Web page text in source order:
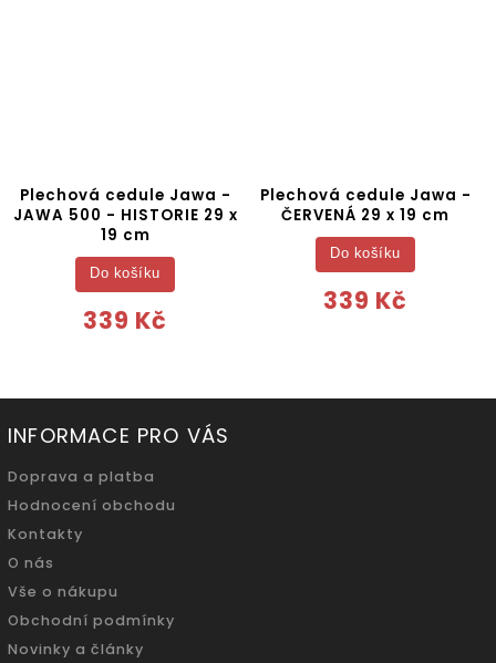
Plechová cedule Jawa -
JAWA 500 - HISTORIE 29 x
19 cm
339 Kč
Do košíku
Plechová cedule Jawa -
ČERVENÁ 29 x 19 cm
339 Kč
Do košíku
INFORMACE PRO VÁS
Doprava a platba
Hodnocení obchodu
Kontakty
O nás
Vše o nákupu
Obchodní podmínky
Novinky a články